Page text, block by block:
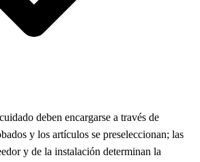
deben encargarse a través de
y los artículos se preseleccionan; las
y de la instalación determinan la